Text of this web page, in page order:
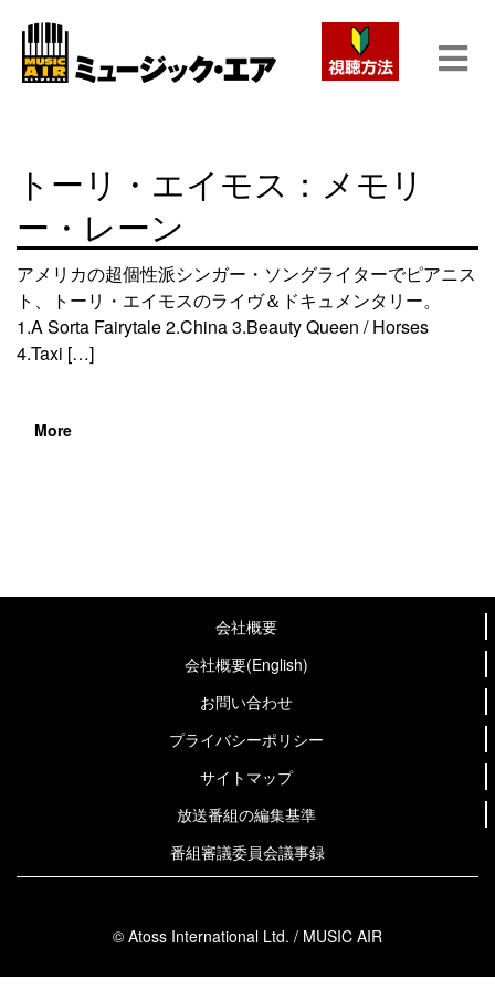
トーリ・エイモス：メモリ
ー・レーン
アメリカの超個性派シンガー・ソングライターでピアニス
ト、トーリ・エイモスのライヴ＆ドキュメンタリー。
1.A Sorta Fairytale 2.China 3.Beauty Queen / Horses
4.Taxi […]
More
会社概要
会社概要(English)
お問い合わせ
プライバシーポリシー
サイトマップ
放送番組の編集基準
番組審議委員会議事録
© Atoss International Ltd. / MUSIC AIR